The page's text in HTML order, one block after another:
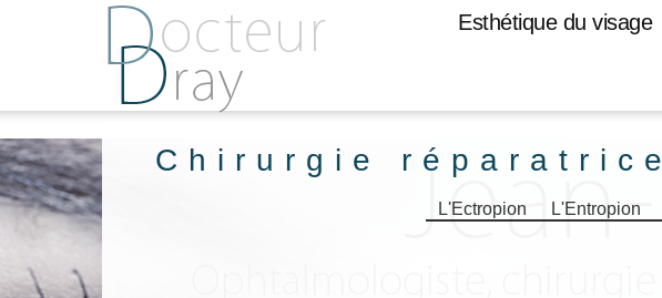
Esthétique du visage
Chirurgie réparatrice
L'Ectropion L'Entropion